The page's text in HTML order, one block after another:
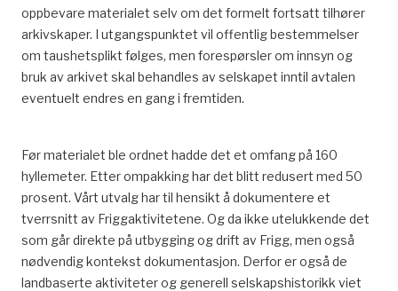
oppbevare materialet selv om det formelt fortsatt tilhører
arkivskaper. I utgangspunktet vil offentlig bestemmelser
om taushetsplikt følges, men forespørsler om innsyn og
bruk av arkivet skal behandles av selskapet inntil avtalen
eventuelt endres en gang i fremtiden.
Før materialet ble ordnet hadde det et omfang på 160
hyllemeter. Etter ompakking har det blitt redusert med 50
prosent. Vårt utvalg har til hensikt å dokumentere et
tverrsnitt av Friggaktivitetene. Og da ikke utelukkende det
som går direkte på utbygging og drift av Frigg, men også
nødvendig kontekst dokumentasjon. Derfor er også de
landbaserte aktiviteter og generell selskapshistorikk viet